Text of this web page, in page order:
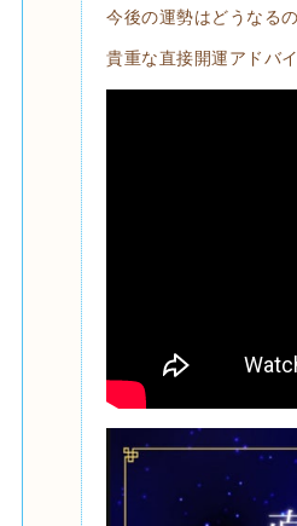
今後の運勢はどうなる
貴重な直接開運アドバ